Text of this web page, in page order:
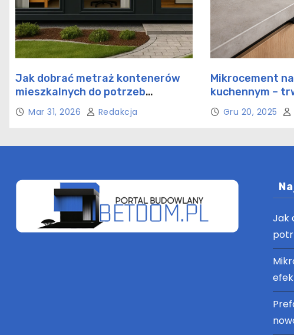
Jak dobrać metraż kontenerów
mieszkalnych do potrzeb
rodziny?
Mar 31, 2026 Redakcja
Mikrocement
kuchennym –
rozwiązanie
Gru 20, 2025
Jak